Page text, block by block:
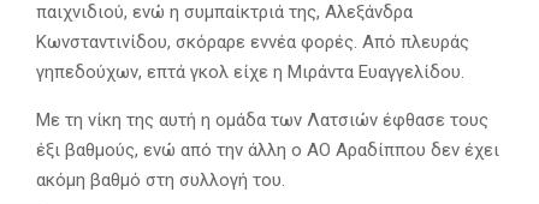
παιχνιδιού, ενώ η συμπαίκτριά της, Αλεξάνδρα
Κωνσταντινίδου, σκόραρε εννέα φορές. Από πλευράς
γηπεδούχων, επτά γκολ είχε η Μιράντα Ευαγγελίδου.
Με τη νίκη της αυτή η ομάδα των Λατσιών έφθασε τους
έξι βαθμούς, ενώ από την άλλη ο ΑΟ Αραδίππου δεν έχει
ακόμη βαθμό στη συλλογή του.